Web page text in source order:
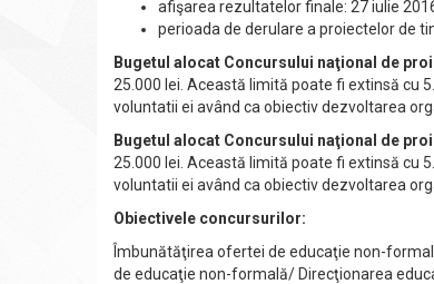
afişarea rezultatelor finale: 27 iulie
perioada de derulare a proiectelor de
Bugetul alocat Concursului naţional de
25.000 lei. Această limită poate fi extinsă cu
voluntatii ei având ca obiectiv dezvoltarea
Bugetul alocat Concursului naţional de
25.000 lei. Această limită poate fi extinsă cu
voluntatii ei având ca obiectiv dezvoltarea
Obiectivele concursurilor:
Îmbunătăţirea ofertei de educaţie non-
de educaţie non-formală/ Direcţionarea